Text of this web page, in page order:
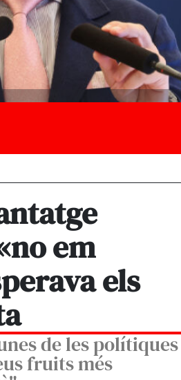
em
els
de les polítiques
fruits més